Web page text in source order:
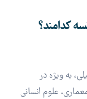
کدامند؟
به ویژه در
علوم انسانی